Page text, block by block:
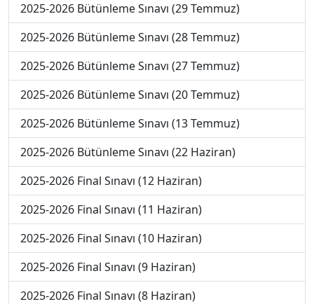
2025-2026 Bütünleme Sınavı (29 Temmuz)
2025-2026 Bütünleme Sınavı (28 Temmuz)
2025-2026 Bütünleme Sınavı (27 Temmuz)
2025-2026 Bütünleme Sınavı (20 Temmuz)
2025-2026 Bütünleme Sınavı (13 Temmuz)
2025-2026 Bütünleme Sınavı (22 Haziran)
2025-2026 Final Sınavı (12 Haziran)
2025-2026 Final Sınavı (11 Haziran)
2025-2026 Final Sınavı (10 Haziran)
2025-2026 Final Sınavı (9 Haziran)
2025-2026 Final Sınavı (8 Haziran)